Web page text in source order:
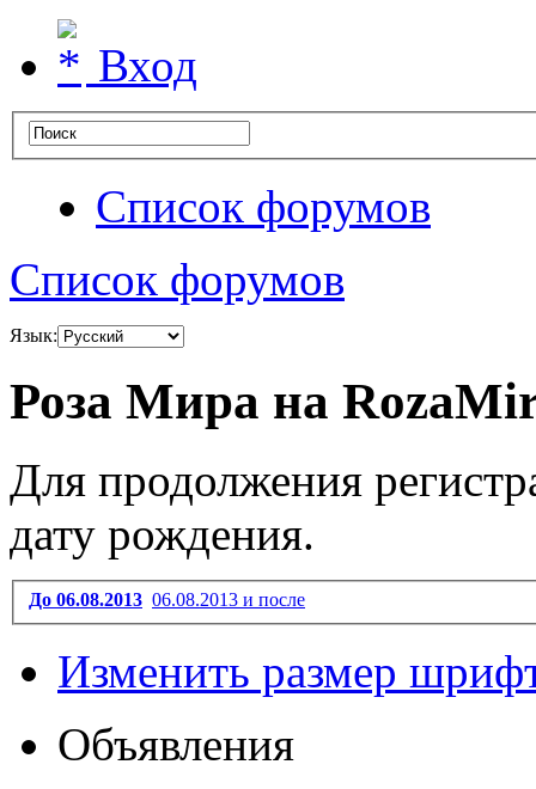
Вход
Список форумов
Список форумов
Язык:
Роза Мира на
Для продолжения
дату рождения.
До 06.08.2013 06.08.2013 и после
Изменить размер
Объявления